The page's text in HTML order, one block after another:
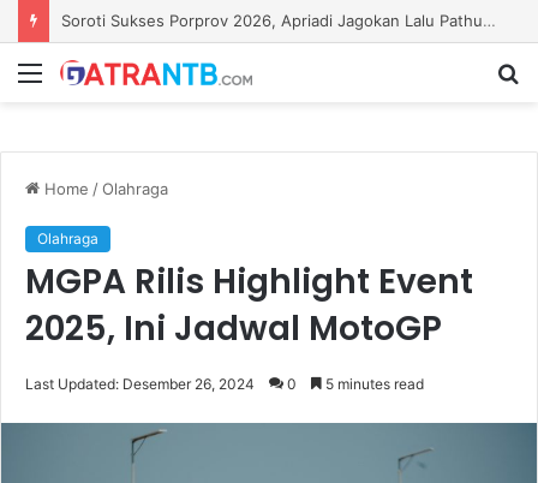
Soroti Sukses Porprov 2026, Apriadi Jagokan Lalu Pathul Bahri Pimpin KONI NTB
Menu
Home /Olahraga
Olahraga
MGPA Rilis Highlight Event
2025, Ini Jadwal MotoGP
Last Updated: Desember 26, 2024 0 5 minutes read